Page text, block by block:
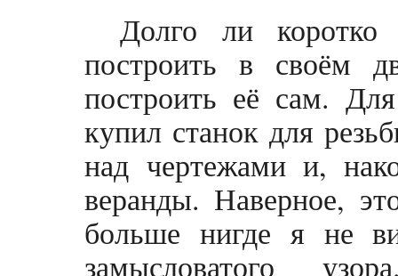
Долго ли
построить в своём
построить её сам.
купил станок для
над чертежами и,
веранды. Наверное,
больше нигде я не
замысловатого